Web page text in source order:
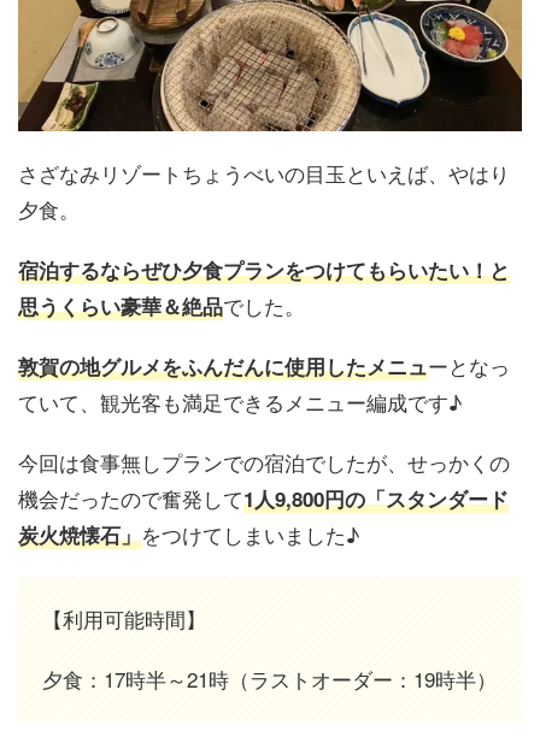
さざなみリゾートちょうべいの目玉といえば、やはり
夕食。
宿泊するならぜひ夕食プランをつけてもらいたい！と
思うくらい豪華＆絶品でした。
敦賀の地グルメをふんだんに使用したメニューとなっ
ていて、観光客も満足できるメニュー編成です♪
今回は食事無しプランでの宿泊でしたが、せっかくの
機会だったので奮発して1人9,800円の「スタンダード
炭火焼懐石」をつけてしまいました♪
【利用可能時間】
夕食：17時半～21時（ラストオーダー：19時半）